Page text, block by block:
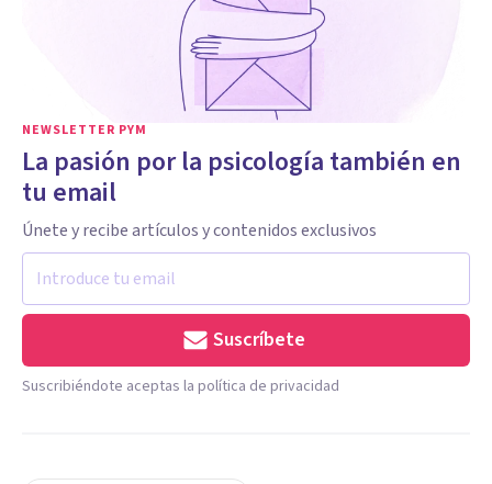
NEWSLETTER PYM
La pasión por la psicología también en
tu email
Únete y recibe artículos y contenidos exclusivos
Suscríbete
Suscribiéndote aceptas la política de privacidad